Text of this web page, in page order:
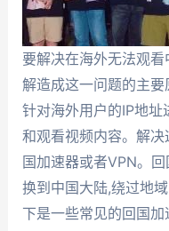
要解决在海外无法观
解造成这一问题的主
针对海外用户的IP地
和观看视频内容。解
国加速器或者VPN。
换到中国大陆,绕过地
下是一些常见的回国